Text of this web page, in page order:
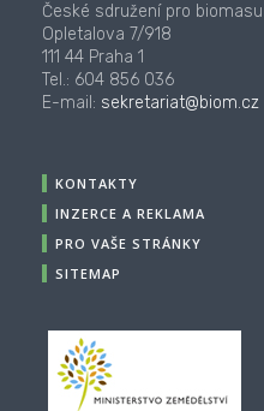
České sdružení pro biomasu
Opletalova 7/918
111 44 Praha 1
Tel.: 604 856 036
E-mail: sekretariat@biom.cz
KONTAKTY
INZERCE A REKLAMA
PRO VAŠE STRÁNKY
SITEMAP